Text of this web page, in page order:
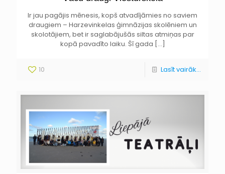
Ir jau pagājis mēnesis, kopš atvadījāmies no saviem
draugiem – Harzevinkelas ģimnāzijas skolēniem un
skolotājiem, bet ir saglabājušās siltas atmiņas par
kopā pavadīto laiku. Šī gada […]
10 Lasīt vairāk...